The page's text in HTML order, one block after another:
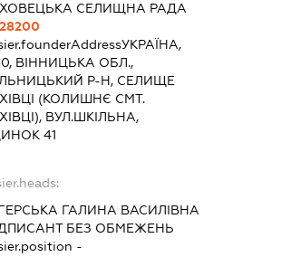
СЕЛИЩНА РАДА
УКРАЇНА,
ВІННИЦЬКА ОБЛ.,
Р-Н, СЕЛИЩЕ
(КОЛИШНЄ СМТ.
ВУЛ.ШКІЛЬНА,
41
ГАЛИНА ВАСИЛІВНА
БЕЗ ОБМЕЖЕНЬ
-